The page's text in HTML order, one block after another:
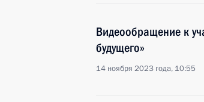
Видеообращение к
будущего»
14 ноября 2023 года, 10:55